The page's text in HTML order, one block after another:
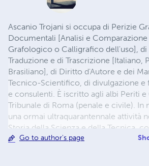
Ascanio Trojani si occupa di Perizie
Documentali [Analisi e Comparazione
Grafologico o Calligrafico dell'uso], di
Traduzione e di Trascrizione [Italiano,
Brasiliano], di Diritto d'Autore e dei
Tecnico-Scientifico, di divulgazione
e consulenti. È iscritto agli albi Periti
Tribunale di Roma (penale e civile). In
una ormai ultraquarantennale attività
Storia della Scienza e della Tecnica,
ereditaria alla Storia dell'Aviazione,
Go to author's page